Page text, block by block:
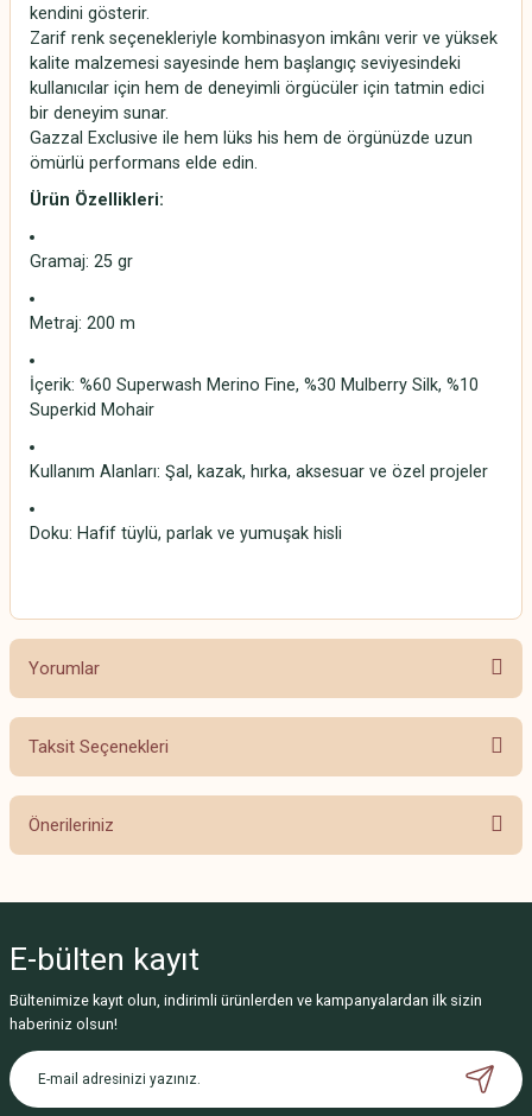
kendini gösterir.
Zarif renk seçenekleriyle kombinasyon imkânı verir ve yüksek
kalite malzemesi sayesinde hem başlangıç seviyesindeki
kullanıcılar için hem de deneyimli örgücüler için tatmin edici
bir deneyim sunar.
Gazzal Exclusive ile hem lüks his hem de örgünüzde uzun
ömürlü performans elde edin.
Ürün Özellikleri:
Gramaj: 25 gr
Metraj: 200 m
İçerik: %60 Superwash Merino Fine, %30 Mulberry Silk, %10
Superkid Mohair
Kullanım Alanları: Şal, kazak, hırka, aksesuar ve özel projeler
Doku: Hafif tüylü, parlak ve yumuşak hisli
Yorumlar
Taksit Seçenekleri
Önerileriniz
Görüş ve önerileriniz için teşekkür ederiz.
Ürün resmi kalitesiz, bozuk veya görüntülenemiyor.
Ürün açıklamasında eksik bilgiler bulunuyor.
Ürün bilgilerinde hatalar bulunuyor.
E-bülten kayıt
Bültenimize kayıt olun, indirimli ürünlerden ve kampanyalardan ilk sizin
haberiniz olsun!